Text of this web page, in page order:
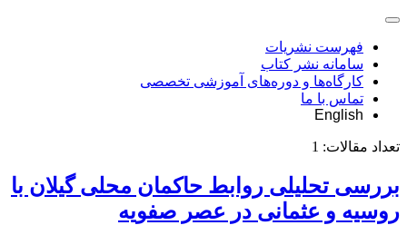
فهرست نشریات
سامانه نشر کتاب
کارگاه‌ها و دوره‌های آموزشی تخصصی
تماس با ما
English
تعداد مقالات: 1
بررسی تحلیلی روابط حاکمان محلی گیلان با
روسیه و عثمانی در عصر صفویه